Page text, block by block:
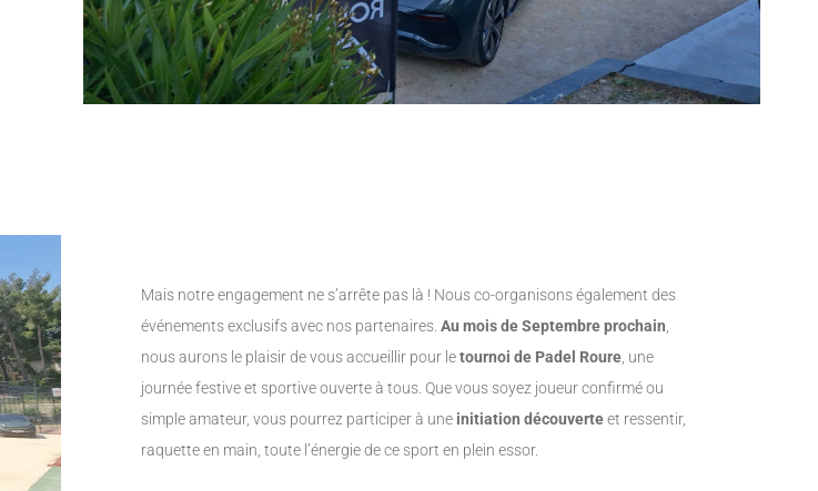
Mais notre engagement ne s’arrête pas là ! Nous co-organisons également des
événements exclusifs avec nos partenaires. Au mois de Septembre prochain,
nous aurons le plaisir de vous accueillir pour letournoi de Padel Roure, une
journée festive et sportive ouverte à tous. Que vous soyez joueur confirmé ou
simple amateur, vous pourrez participer à une initiation découverteet ressentir,
raquette en main, toute l’énergie de ce sport en plein essor.